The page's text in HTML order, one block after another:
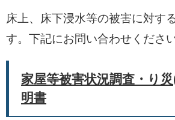
床上、床下浸水等の被害に対す
す。下記にお問い合わせください
家屋等被害状況調査・り
明書